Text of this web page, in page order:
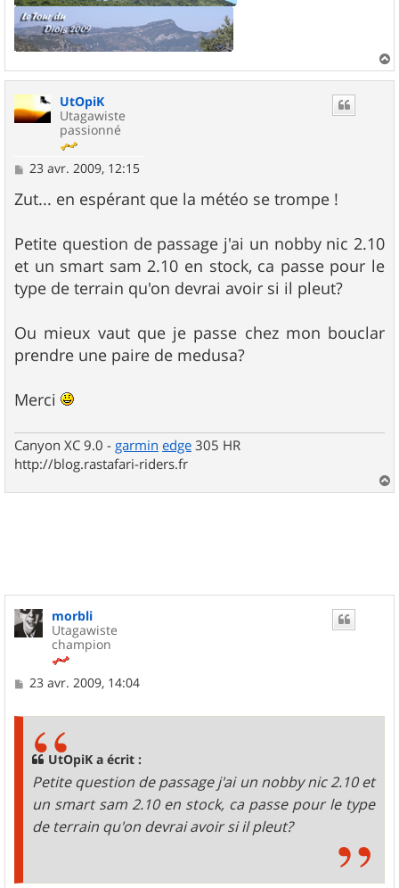
a
UtOpiK
Utagawiste
passionné
M
s
s
g
e
23 avr. 2009, 12:15
Zut... en espérant que la météo se trompe !
Petite question de passage j'ai un nobby nic 2.10
et un smart sam 2.10 en stock, ca passe pour le
type de terrain qu'on devrai avoir si il pleut?
Ou mieux vaut que je passe chez mon bouclar
prendre une paire de medusa?
Merci
Canyon XC 9.0 - garmin edge 305 HR
http://blog.rastafari-riders.fr
a
morbli
Utagawiste
champion
M
23 avr. 2009, 14:04
UtOpiK a écrit :
Petite question de passage j'ai un nobby nic 2.10 et
un smart sam 2.10 en stock, ca passe pour le type
de terrain qu'on devrai avoir si il pleut?